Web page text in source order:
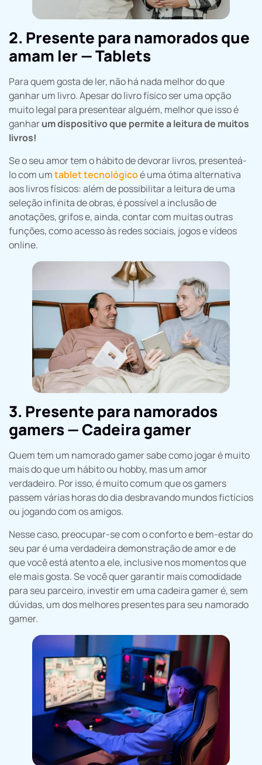
2. Presente para namorados que
amam ler — Tablets
Para quem gosta de ler, não há nada melhor do que
ganhar um livro. Apesar do livro físico ser uma opção
muito legal para presentear alguém, melhor que isso é
ganharum dispositivo que permite a leitura de muitos
livros!
Se o seu amor tem o hábito de devorar livros, presenteá-
lo com umtablet tecnológicoé uma ótima alternativa
aos livros físicos: além de possibilitar a leitura de uma
seleção infinita de obras, é possível a inclusão de
anotações, grifos e, ainda, contar com muitas outras
funções, como acesso às redes sociais, jogos e vídeos
online.
3. Presente para namorados
gamers — Cadeira gamer
Quem tem um namorado gamer sabe como jogar é muito
mais do que um hábito ou hobby, mas um amor
verdadeiro. Por isso, é muito comum que os gamers
passem várias horas do dia desbravando mundos fictícios
ou jogando com os amigos.
Nesse caso, preocupar-se com o conforto e bem-estar do
seu par é uma verdadeira demonstração de amor e de
que você está atento a ele, inclusive nos momentos que
ele mais gosta. Se você quer garantir mais comodidade
para seu parceiro, investir em uma cadeira gamer é, sem
dúvidas, um dos melhores presentes para seu namorado
gamer.